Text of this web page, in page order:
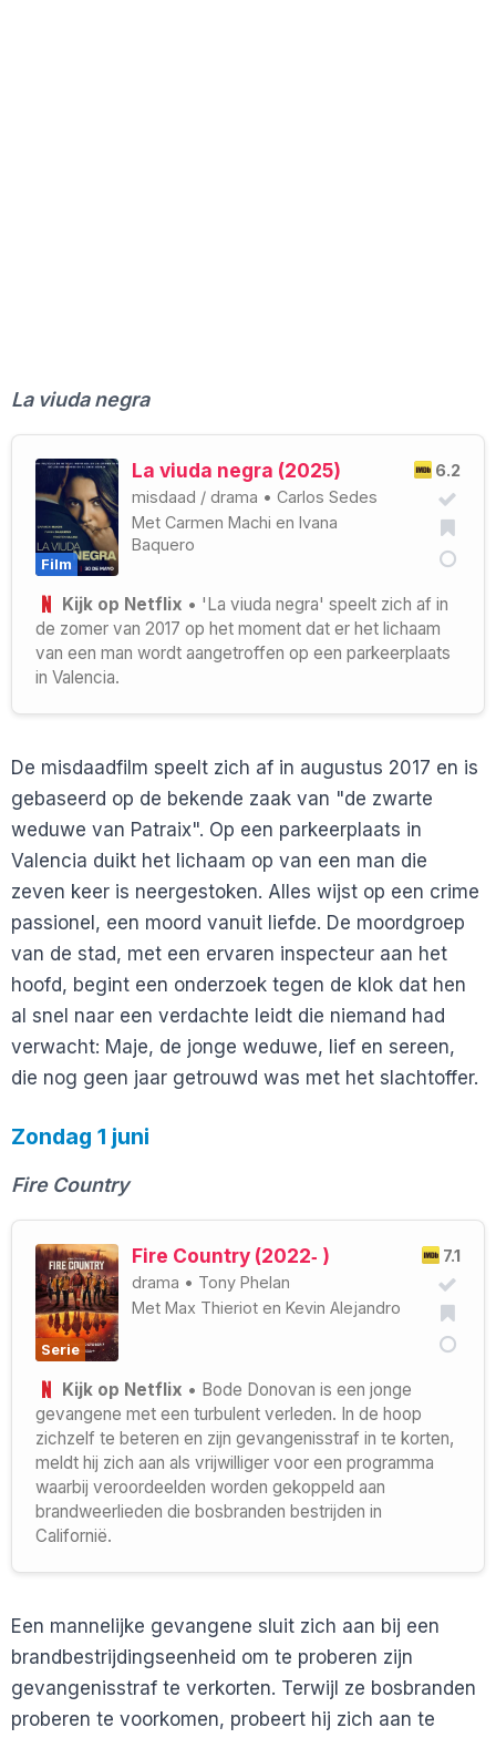
La viuda negra
Film
6.2
La viuda negra (2025)
misdaad / drama • Carlos Sedes
Met Carmen Machi en Ivana
Baquero
Kijk op Netflix • 'La viuda negra' speelt zich af in
de zomer van 2017 op het moment dat er het lichaam
van een man wordt aangetroffen op een parkeerplaats
in Valencia.
De misdaadfilm speelt zich af in augustus 2017 en is
gebaseerd op de bekende zaak van "de zwarte
weduwe van Patraix". Op een parkeerplaats in
Valencia duikt het lichaam op van een man die
zeven keer is neergestoken. Alles wijst op een crime
passionel, een moord vanuit liefde. De moordgroep
van de stad, met een ervaren inspecteur aan het
hoofd, begint een onderzoek tegen de klok dat hen
al snel naar een verdachte leidt die niemand had
verwacht: Maje, de jonge weduwe, lief en sereen,
die nog geen jaar getrouwd was met het slachtoffer.
Zondag 1 juni
Fire Country
Serie
7.1
Fire Country (2022‑ )
drama • Tony Phelan
Met Max Thieriot en Kevin Alejandro
Kijk op Netflix • Bode Donovan is een jonge
gevangene met een turbulent verleden. In de hoop
zichzelf te beteren en zijn gevangenisstraf in te korten,
meldt hij zich aan als vrijwilliger voor een programma
waarbij veroordeelden worden gekoppeld aan
brandweerlieden die bosbranden bestrijden in
Californië.
Een mannelijke gevangene sluit zich aan bij een
brandbestrijdingseenheid om te proberen zijn
gevangenisstraf te verkorten. Terwijl ze bosbranden
proberen te voorkomen, probeert hij zich aan te